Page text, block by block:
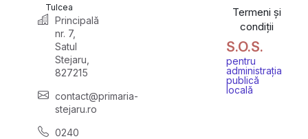
Tulcea
Principală
nr. 7,
Satul
Stejaru,
827215
contact@primaria-
stejaru.ro
0240
Termeni și
condiții
S.O.S.
pentru
administrația
publică
locală